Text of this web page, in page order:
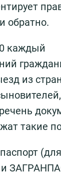
обратно.
каждый
из
такие
и